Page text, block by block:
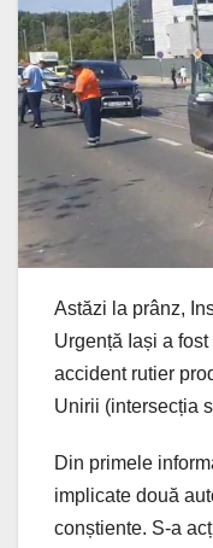
Astăzi la prânz,
Urgență Iași a
accident rutier
Unirii (intersecția
Din primele
implicate două
conștiente. S-a